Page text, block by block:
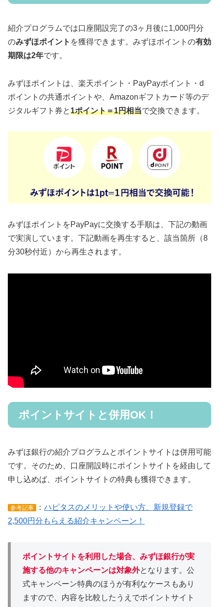
紹介プログラムでは口座開設完了の3ヶ月後に1,000円分
のみずほポイント を獲得できます。みずほポイントの有効
期限は2年です。
みずほポイントは、楽天ポイント・PayPayポイント・d
ポイントの共通ポイントや、Amazonギフトカード等のデ
ジタルギフト券と1ポイント＝1円相当で交換できます。
みずほポイントをPayPayに交換する手順は、下記の動画
で実演しています。下記動画を再生すると、該当箇所（8
分30秒付近）から再生されます。
ポイントサイトと併用OK！
みずほ銀行の紹介プログラムとポイントサイトは併用可能
です。そのため、口座開設時にポイントサイトを経由して
申し込めば、ポイントサイトの特典も獲得できます。
参考記事 ： ハピタスのメリットや使い方、新規登録で
2,500円分もらえる紹介キャンペーン！
ポイントサイトを利用した場合、みずほ銀行が実
施する他のキャンペーンは対象外となります。公
式キャンペーン特典のほうが有利なケースもあり
ますので、内容を比較したうえでポイントサイト